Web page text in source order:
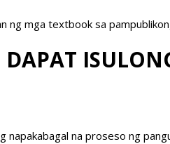
ng mga textbook sa
DAPAT
napakabagal na proseso ng